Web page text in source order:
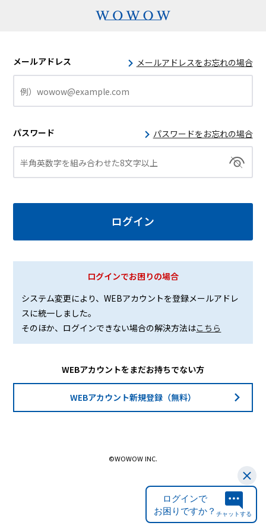
メールアドレス メールアドレスをお忘れの場合
パスワード パスワードをお忘れの場合
ログインでお困りの場合
システム変更により、WEBアカウントを登録メールアドレ
スに統一しました。
そのほか、ログインできない場合の解決方法はこちら
WEBアカウントをまだお持ちでない方
WEBアカウント新規登録（無料）
©WOWOW INC.
ログインで
お困りですか？ チャットする